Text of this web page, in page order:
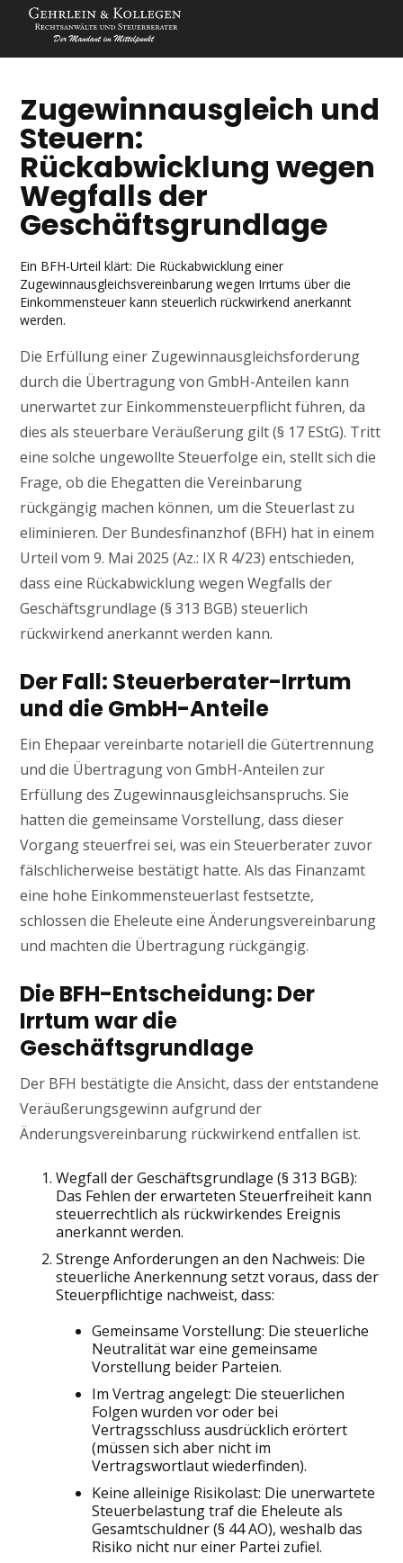
Zugewinnausgleich und
Steuern:
Rückabwicklung wegen
Wegfalls der
Geschäftsgrundlage
Ein BFH-Urteil klärt: Die Rückabwicklung einer
Zugewinnausgleichsvereinbarung wegen Irrtums über die
Einkommensteuer kann steuerlich rückwirkend anerkannt
werden.
Die Erfüllung einer Zugewinnausgleichsforderung
durch die Übertragung von GmbH-Anteilen kann
unerwartet zur Einkommensteuerpflicht führen, da
dies als steuerbare Veräußerung gilt (§ 17 EStG). Tritt
eine solche ungewollte Steuerfolge ein, stellt sich die
Frage, ob die Ehegatten die Vereinbarung
rückgängig machen können, um die Steuerlast zu
eliminieren. Der Bundesfinanzhof (BFH) hat in einem
Urteil vom 9. Mai 2025 (Az.: IX R 4/23) entschieden,
dass eine Rückabwicklung wegen Wegfalls der
Geschäftsgrundlage (§ 313 BGB) steuerlich
rückwirkend anerkannt werden kann.
Der Fall: Steuerberater-Irrtum
und die GmbH-Anteile
Ein Ehepaar vereinbarte notariell die Gütertrennung
und die Übertragung von GmbH-Anteilen zur
Erfüllung des Zugewinnausgleichsanspruchs. Sie
hatten die gemeinsame Vorstellung, dass dieser
Vorgang steuerfrei sei, was ein Steuerberater zuvor
fälschlicherweise bestätigt hatte. Als das Finanzamt
eine hohe Einkommensteuerlast festsetzte,
schlossen die Eheleute eine Änderungsvereinbarung
und machten die Übertragung rückgängig.
Die BFH-Entscheidung: Der
Irrtum war die
Geschäftsgrundlage
Der BFH bestätigte die Ansicht, dass der entstandene
Veräußerungsgewinn aufgrund der
Änderungsvereinbarung rückwirkend entfallen ist.
Wegfall der Geschäftsgrundlage (§ 313 BGB):
Das Fehlen der erwarteten Steuerfreiheit kann
steuerrechtlich als rückwirkendes Ereignis
anerkannt werden.
Strenge Anforderungen an den Nachweis: Die
steuerliche Anerkennung setzt voraus, dass der
Steuerpflichtige nachweist, dass:
Gemeinsame Vorstellung: Die steuerliche
Neutralität war eine gemeinsame
Vorstellung beider Parteien.
Im Vertrag angelegt: Die steuerlichen
Folgen wurden vor oder bei
Vertragsschluss ausdrücklich erörtert
(müssen sich aber nicht im
Vertragswortlaut wiederfinden).
Keine alleinige Risikolast: Die unerwartete
Steuerbelastung traf die Eheleute als
Gesamtschuldner (§ 44 AO), weshalb das
Risiko nicht nur einer Partei zufiel.